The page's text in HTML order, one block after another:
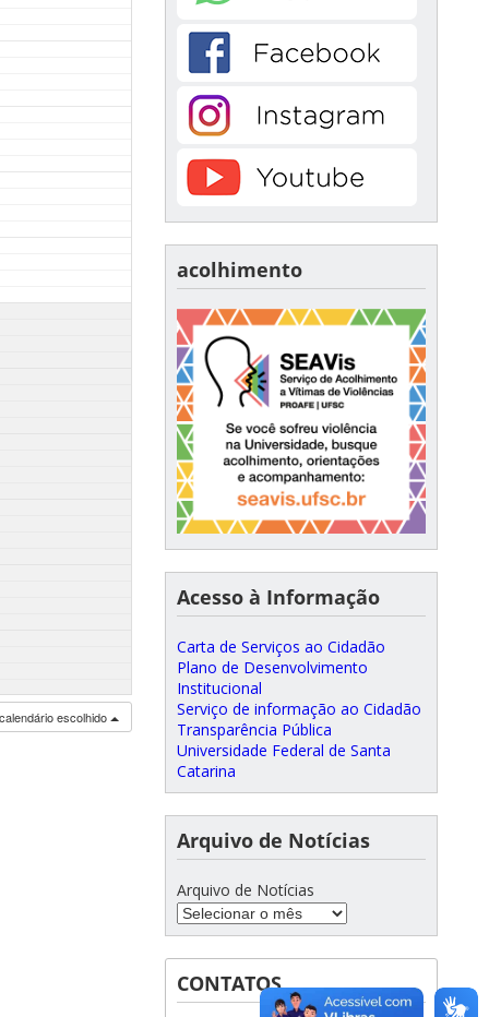
escolhido
acolhimento
Acesso à Informação
Carta de Serviços ao Cidadão
Plano de Desenvolvimento
Institucional
Serviço de informação ao Cidadão
Transparência Pública
Universidade Federal de Santa
Catarina
Arquivo de Notícias
Arquivo de Notícias
CONTATOS